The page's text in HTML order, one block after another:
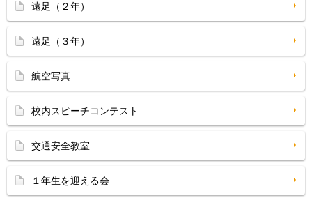
遠足（２年）
遠足（３年）
航空写真
校内スピーチコンテスト
交通安全教室
１年生を迎える会